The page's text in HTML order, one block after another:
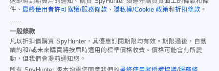
件、 最終使用者許可協議/服務條款 、 隱私權/Cookie 政策和折扣條款 。
------
一般條款
凡以折扣價購買 SpyHunter，其優惠訂閱期限均有效。期限過後，自動
續約和/或未來購買將按屆時適用的標準價格收費。價格可能會有所變
動，但我們會提前通知您。